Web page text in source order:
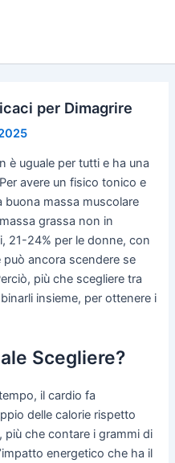
per Dimagrire
è uguale per tutti e ha una
avere un fisico tonico e
buona massa muscolare
grassa non in
21-24% per le donne, con
ancora scendere se
più che scegliere tra
insieme, per ottenere i
Scegliere?
il cardio fa
delle calorie rispetto
più che contare i grammi di
energetico che ha il